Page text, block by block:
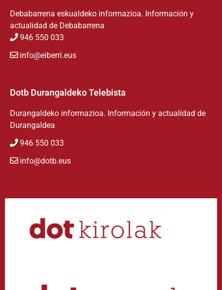
Debabarrena eskualdeko informazioa. Información y
actualidad de Debabarrena
946 550 033
info@eiberri.eus
Dotb Durangaldeko Telebista
Durangaldeko informazioa. Información y actualidad de
Durangaldea
946 550 033
info@dotb.eus